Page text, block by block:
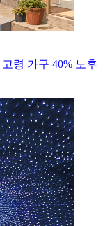
령 가구 40% 노후